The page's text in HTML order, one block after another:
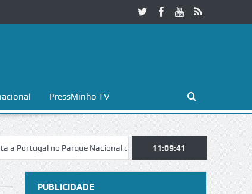
PressMinho TV
no Parque Nacional da Peneda-Gerês Esposende.
11:09:42
PUBLICIDADE